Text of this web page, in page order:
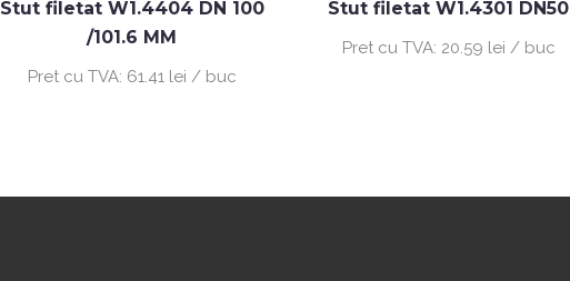
Stut filetat W1.4404 DN 100
/101.6 MM
Pret cu TVA: 61.41 lei / buc
Stut filetat W1.4301 DN50
Pret cu TVA: 20.59 lei / buc